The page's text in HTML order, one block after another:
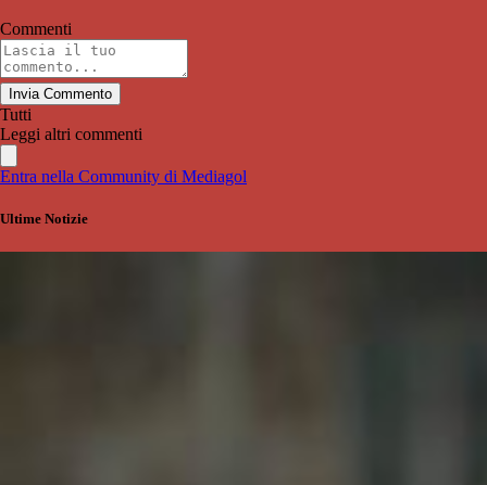
Commenti
Invia Commento
Tutti
Leggi altri commenti
Entra nella Community di Mediagol
Ultime Notizie